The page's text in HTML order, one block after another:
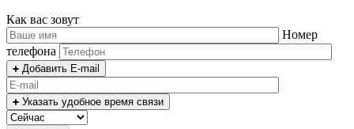
Как вас зовут
Номер
телефона
Добавить E-mail
Указать удобное время связи